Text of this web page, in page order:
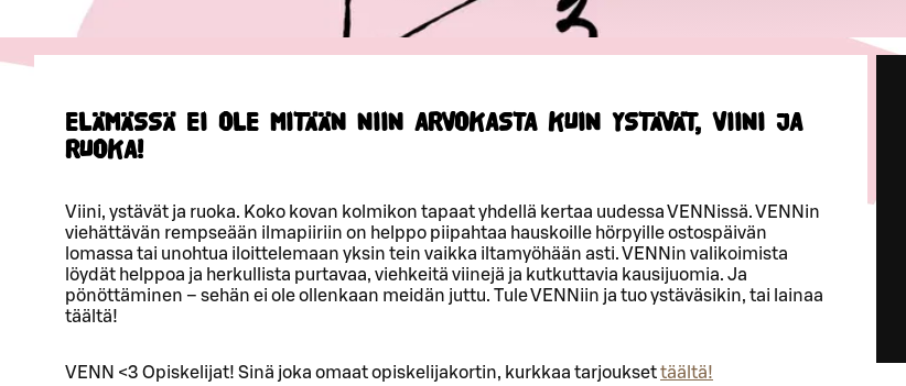
ELÄMÄSSÄ EI OLE MITÄÄN NIIN ARVOKASTA KUIN YSTÄVÄT, VIINI JA
RUOKA!
Viini, ystävät ja ruoka. Koko kovan kolmikon tapaat yhdellä kertaa uudessa VENNissä. VENNin
viehättävän rempseään ilmapiiriin on helppo piipahtaa hauskoille hörpyille ostospäivän
lomassa tai unohtua iloittelemaan yksin tein vaikka iltamyöhään asti. VENNin valikoimista
löydät helppoa ja herkullista purtavaa, viehkeitä viinejä ja kutkuttavia kausijuomia. Ja
pönöttäminen – sehän ei ole ollenkaan meidän juttu. Tule VENNiin ja tuo ystäväsikin, tai lainaa
täältä!
VENN <3 Opiskelijat! Sinä joka omaat opiskelijakortin, kurkkaa tarjouksettäältä!